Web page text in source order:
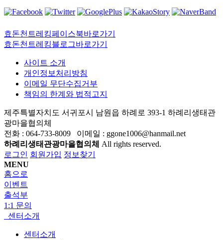
효돈천트레킹페이스북바로가기
효돈천트레킹블로그바로가기
사이트 소개
개인정보처리방침
이메일 무단수집거부
책임의 한계와 법적고지
제주특별자치도 서귀포시 남원읍 하례로 393-1 하례리생태관
광마을협의체
전화 : 064-733-8009 이메일 : ggone1006@hanmail.net
하례리생태관광마을협의체 All rights reserved.
로그인 회원가입 정보찾기
MENU
홈으로
이벤트
출석부
1:1 문의
센터소개
센터소개